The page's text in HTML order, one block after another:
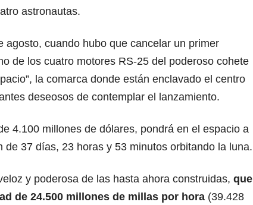
astronautas.
agosto, cuando hubo que cancelar un primer
de los cuatro motores RS-25 del poderoso cohete
la comarca donde están enclavado el centro
deseosos de contemplar el lanzamiento.
4.100 millones de dólares, pondrá en el espacio a
de 37 días, 23 horas y 53 minutos orbitando la luna.
y poderosa de las hasta ahora construidas, que
de 24.500 millones de millas por hora (39.428